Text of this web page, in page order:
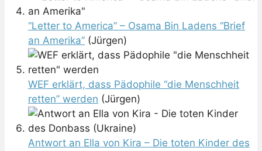
“Letter to America” – Osama Bin Ladens “Brief
an Amerika” (Jürgen)
WEF erklärt, dass Pädophile “die Menschheit
retten” werden (Jürgen)
Antwort an Ella von Kira – Die toten Kinder des